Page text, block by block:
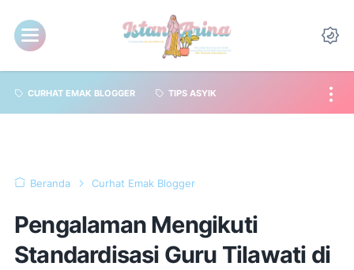
CURHAT EMAK BLOGGER TIPS ASYIK
Beranda Curhat Emak Blogger
Pengalaman Mengikuti
Standardisasi Guru Tilawati di